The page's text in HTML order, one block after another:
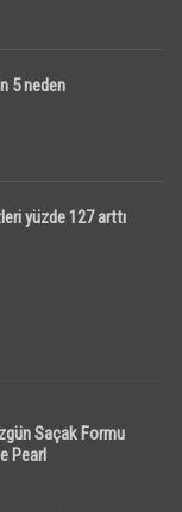
5 neden
yüzde 127 arttı
Saçak Formu
Pearl